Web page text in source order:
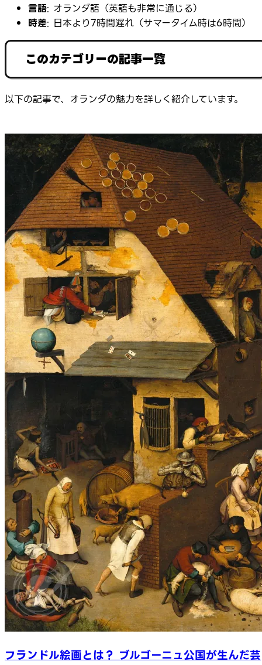
言語: オランダ語（英語も非常に通じる）
時差: 日本より7時間遅れ（サマータイム時は6時間）
このカテゴリーの記事一覧
以下の記事で、オランダの魅力を詳しく紹介しています。
フランドル絵画とは？ ブルゴーニュ公国が生んだ芸